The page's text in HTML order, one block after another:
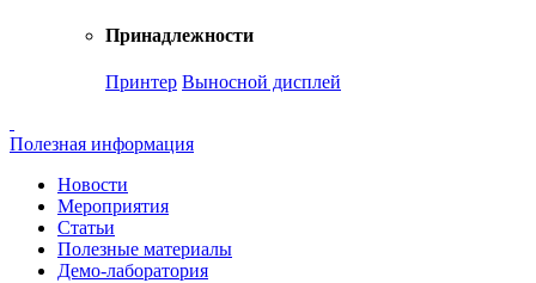
Принадлежности
Принтер Выносной дисплей
Полезная информация
Новости
Мероприятия
Статьи
Полезные материалы
Демо-лаборатория